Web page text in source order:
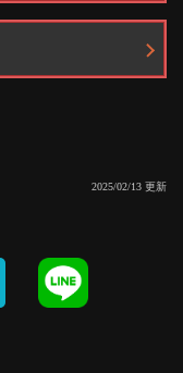
2025/02/13 更新